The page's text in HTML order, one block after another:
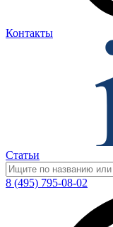
Контакты
Статьи
8 (495) 795-08-02